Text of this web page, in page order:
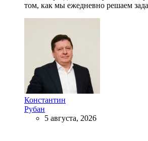
том, как мы ежедневно решаем
Константин
Рубан
5 августа, 2026